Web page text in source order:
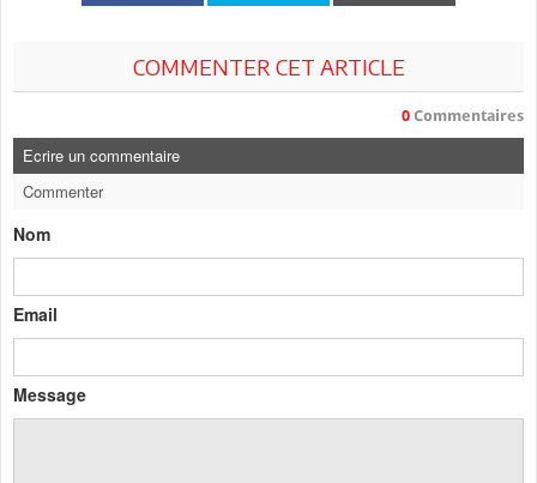
COMMENTER CET ARTICLE
0 Commentaires
Ecrire un commentaire
Commenter
Nom
Email
Message